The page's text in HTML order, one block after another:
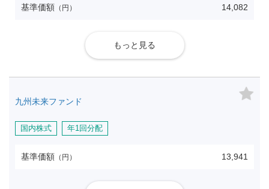
基準価額 （円） 14,082
もっと見る
九州未来ファンド
国内株式 年1回分配
基準価額 （円） 13,941